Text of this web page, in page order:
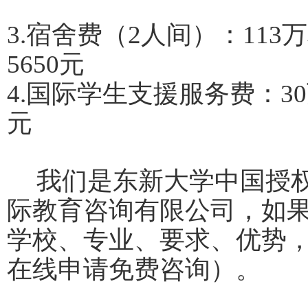
3.宿舍费（2人间）：113
5650元
4.国际学生支援服务费：
元
我们是东新大学中国授
际教育咨询有限公司，如
学校、专业、要求、优势
在线申请免费咨询）。